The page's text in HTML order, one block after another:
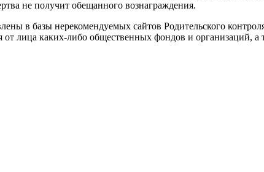
не получит обещанного вознаграждения.
в базы нерекомендуемых сайтов Родительского
лица каких-либо общественных фондов и организаций, а